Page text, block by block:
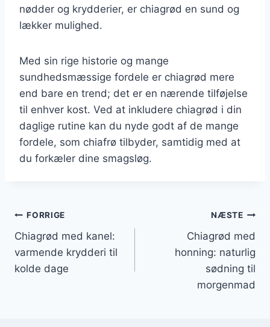
nødder og krydderier, er chiagrød en sund og
lækker mulighed.
Med sin rige historie og mange
sundhedsmæssige fordele er chiagrød mere
end bare en trend; det er en nærende tilføjelse
til enhver kost. Ved at inkludere chiagrød i din
daglige rutine kan du nyde godt af de mange
fordele, som chiafrø tilbyder, samtidig med at
du forkæler dine smagsløg.
Indlægsnavigation
FORRIGE
Chiagrød med kanel:
varmende krydderi til
kolde dage
NÆSTE
Chiagrød med
honning: naturlig
sødning til
morgenmad